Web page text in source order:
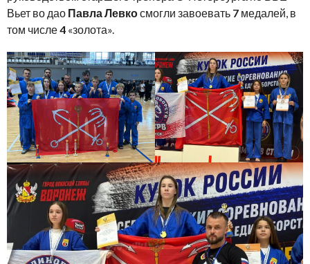
Вьет во дао Павла Левкосмогли завоевать 7 медалей, в
том числе4 «золота».